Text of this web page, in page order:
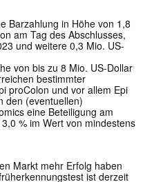
Barzahlung in Höhe von 1,8
am Tag des Abschlusses,
und weitere 0,3 Mio. US-
von bis zu 8 Mio. US-Dollar
bestimmter
proColon und vor allem Epi
den (eventuellen)
eine Beteiligung am
% im Wert von mindestens
Markt mehr Erfolg haben
ist derzeit